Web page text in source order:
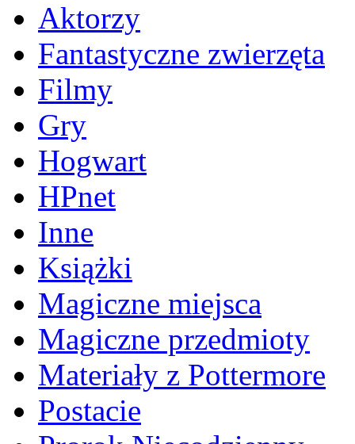
Aktorzy
Fantastyczne zwierzęta
Filmy
Gry
Hogwart
HPnet
Inne
Książki
Magiczne miejsca
Magiczne przedmioty
Materiały z Pottermore
Postacie